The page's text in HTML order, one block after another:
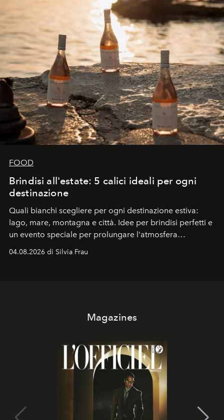
FOOD
Brindisi all'estate: 5 calici ideali per ogni
destinazione
Quali bianchi scegliere per ogni destinazione estiva:
lago, mare, montagna e città. Idee per brindisi perfetti e
un evento speciale per prolungare l'atmosfera
04.08.2026 di Silvia Frau
Magazines